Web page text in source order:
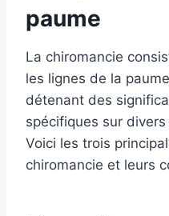
paume
La chiromancie
les lignes de la
détenant des
spécifiques sur
Voici les trois
chiromancie et leurs